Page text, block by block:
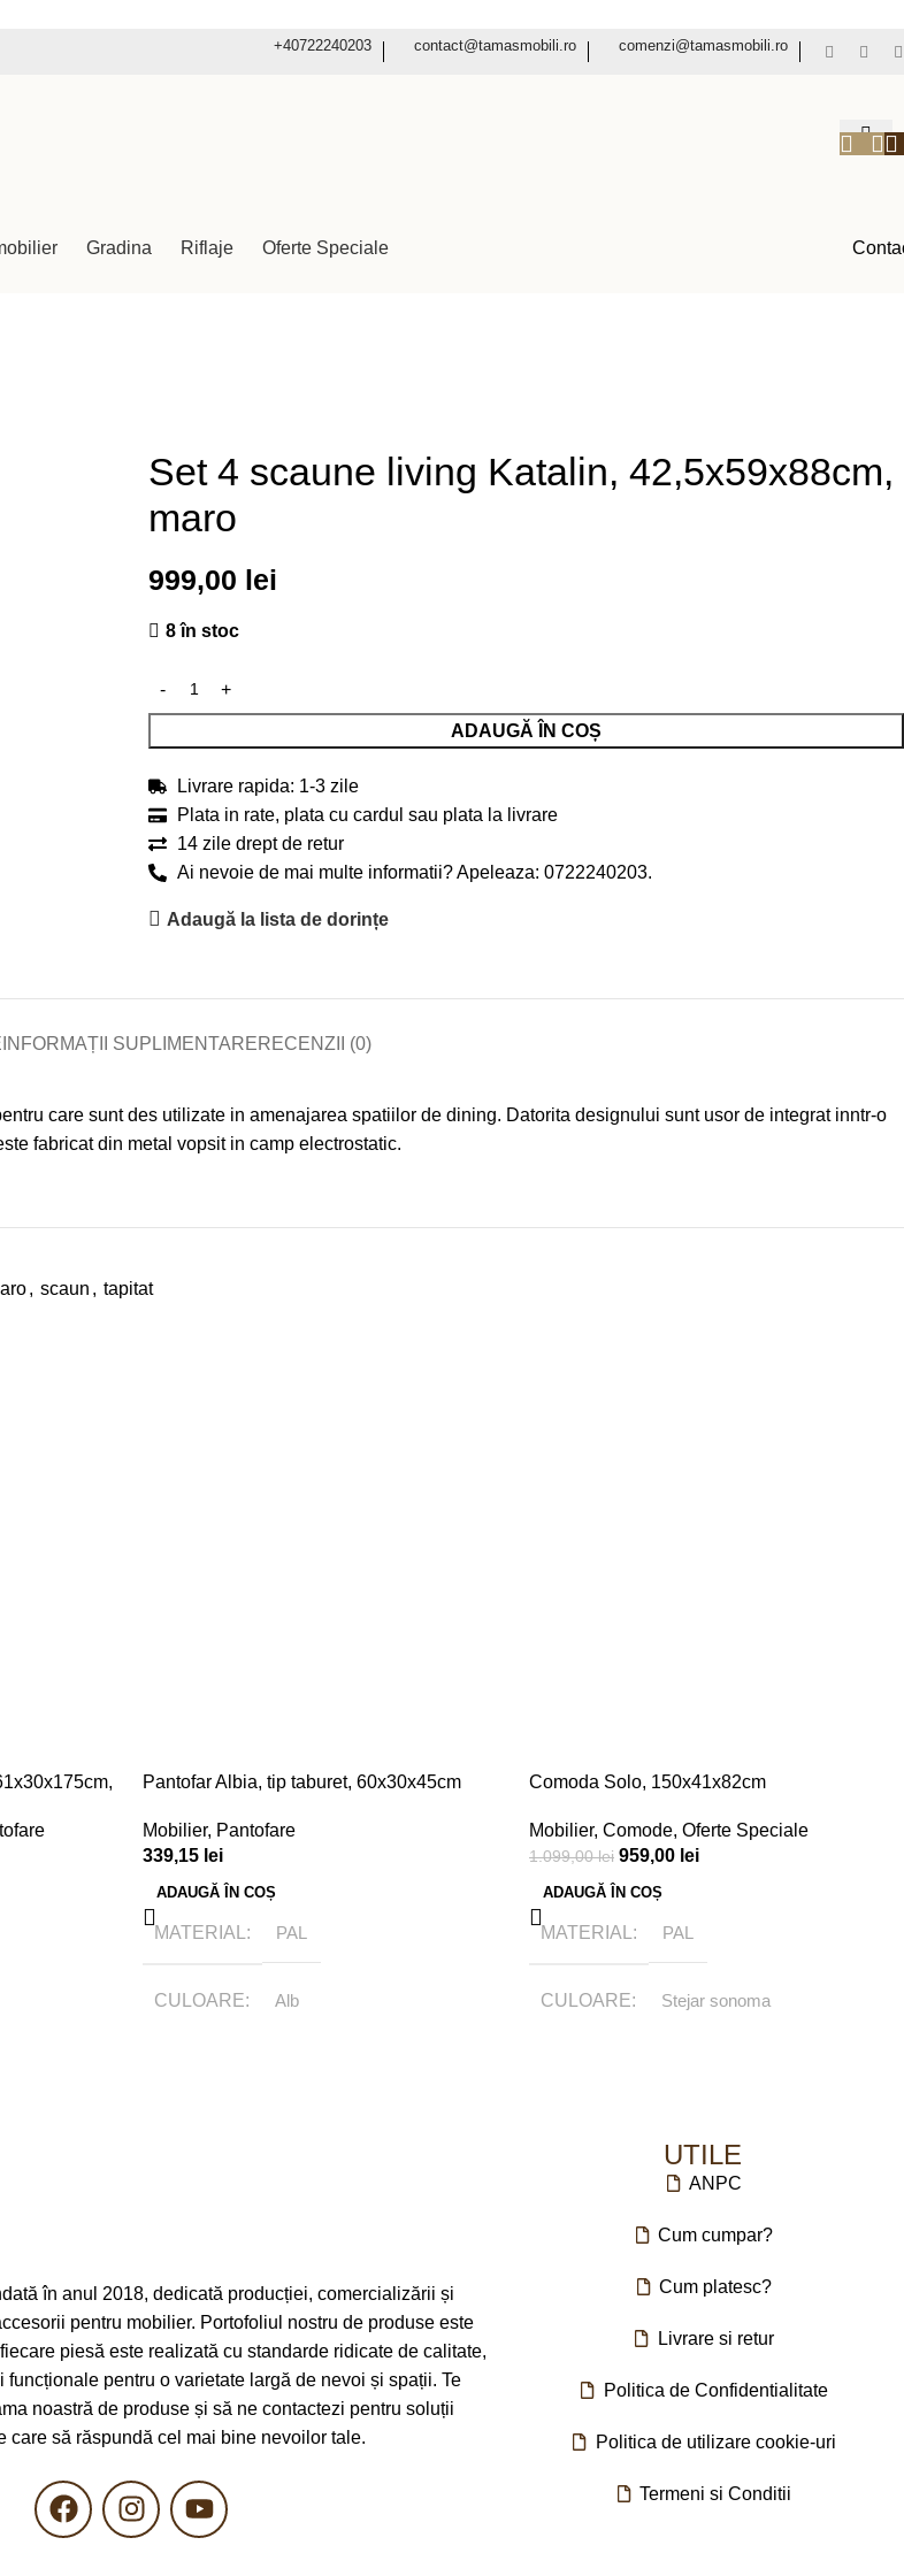
+40722240203 contact@tamasmobili.ro comenzi@tamasmobili.ro
Gradina Riflaje Oferte Speciale
Set 4 scaune living Katalin, 42,5x59x88cm,
maro
999,00 lei
8 în stoc
ADAUGĂ ÎN COȘ
Livrare rapida: 1-3 zile
Plata in rate, plata cu cardul sau plata la livrare
14 zile drept de retur
Ai nevoie de mai multe informatii? Apeleaza: 0722240203.
Adaugă la lista de dorințe
INFORMAȚII SUPLIMENTARERECENZII (0)
care sunt des utilizate in amenajarea spatiilor de dining. Datorita designului sunt usor de integrat inntr-o
fabricat din metal vopsit in camp electrostatic.
, scaun , tapitat
Pantofar Albia, tip taburet, 60x30x45cm
Mobilier, Pantofare
339,15 lei
ADAUGĂ ÎN COȘ
MATERIAL PAL
CULOARE Alb
Comoda Solo, 150x41x82cm
Mobilier, Comode, Oferte Speciale
1.099,00lei 959,00 lei
ADAUGĂ ÎN COȘ
MATERIAL PAL
CULOARE Stejar sonoma
în anul 2018, dedicată producției, comercializării și
pentru mobilier. Portofoliul nostru de produse este
piesă este realizată cu standarde ridicate de calitate,
pentru o varietate largă de nevoi și spații. Te
noastră de produse și să ne contactezi pentru soluții
care să răspundă cel mai bine nevoilor tale.
UTILE
ANPC
Cum cumpar?
Cum platesc?
Livrare si retur
Politica de Confidentialitate
Politica de utilizare cookie-uri
Termeni si Conditii